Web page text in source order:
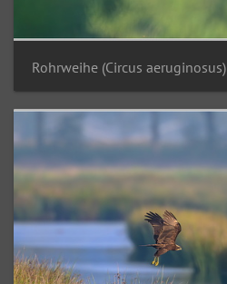
Rohrweihe (Circus aeruginosus)